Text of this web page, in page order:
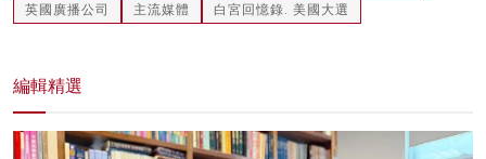
英國廣播公司
主流媒體 白宮回憶錄. 美國大選
編輯精選